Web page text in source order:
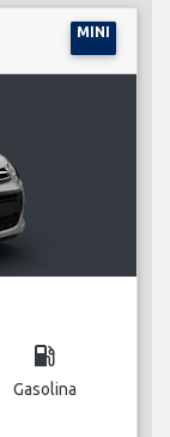
MINI
local_gas_station
Gasolina